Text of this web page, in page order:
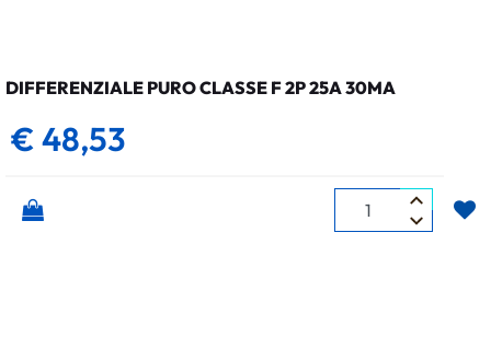
DIFFERENZIALE PURO CLASSE F 2P 25A 30MA
€ 48,53
Quantità